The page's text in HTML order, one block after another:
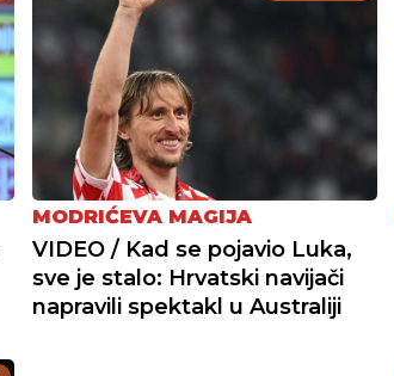
MODRIĆEVA MAGIJA
VIDEO / Kad se pojavio Luka,
sve je stalo: Hrvatski navijači
napravili spektakl u Australiji